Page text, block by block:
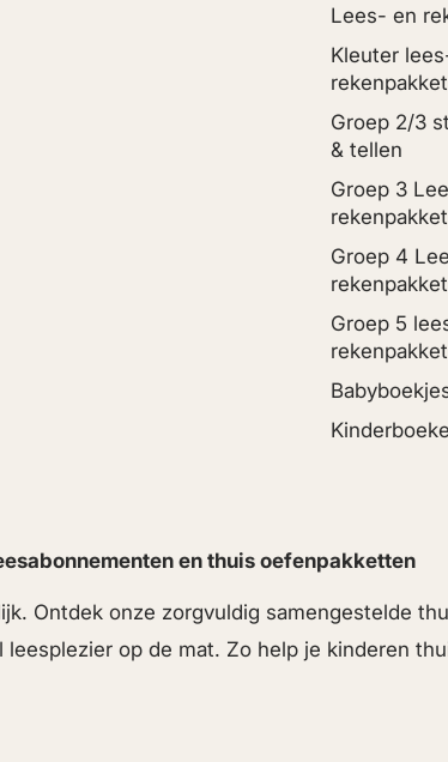
Lees- en
Kleuter
rekenpakket
Groep 2/3
& tellen
Groep 3
Groep 4
Groep 5
rekenpakket
en thuis oefenpakketten
Ontdek onze zorgvuldig samengestelde
op de mat. Zo help je kinderen